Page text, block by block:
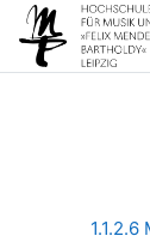
Zum Hauptinhalt